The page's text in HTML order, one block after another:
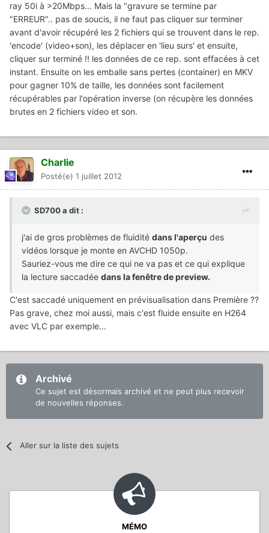
ray 50i à >20Mbps... Mais la "gravure se termine par
"ERREUR".. pas de soucis, il ne faut pas cliquer sur terminer
avant d'avoir récupéré les 2 fichiers qui se trouvent dans le rep.
'encode' (video+son), les déplacer en 'lieu surs' et ensuite,
cliquer sur terminé !! les données de ce rep. sont effacées à cet
instant. Ensuite on les emballe sans pertes (container) en MKV
pour gagner 10% de taille, les données sont facilement
récupérables par l'opération inverse (on récupère les données
brutes en 2 fichiers video et son.
Charlie
Posté(e) 1 juillet 2012
SD700 a dit :
j'ai de gros problèmes de fluidité dans l'aperçu des
vidéos lorsque je monte en AVCHD 1050p.
Sauriez-vous me dire ce qui ne va pas et ce qui explique
la lecture saccadée dans la fenêtre de preview.
C'est saccadé uniquement en prévisualisation dans Première ??
Pas grave, chez moi aussi, mais c'est fluide ensuite en H264
avec VLC par exemple...
Archivé
Ce sujet est désormais archivé et ne peut plus recevoir
de nouvelles réponses.
Aller sur la liste des sujets
MÉMO